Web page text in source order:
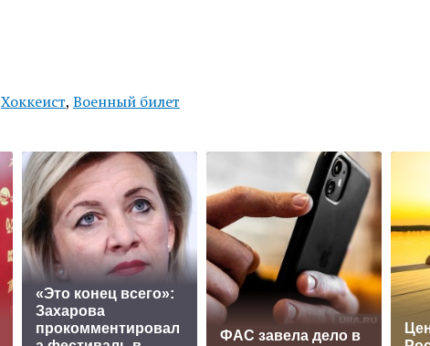
Хоккеист, Военный билет
«Это конец всего»:
Захарова
прокомментировал
ФАС завела дело в